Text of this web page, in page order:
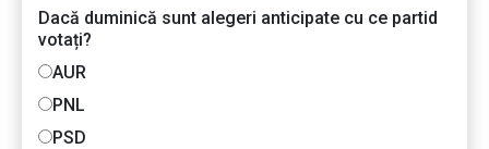
Dacă duminică sunt alegeri anticipate cu ce partid
votați?
AUR
PNL
PSD